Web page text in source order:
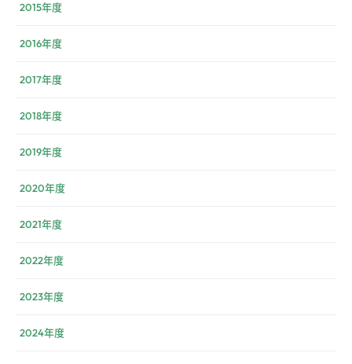
2015年度
2016年度
2017年度
2018年度
2019年度
2020年度
2021年度
2022年度
2023年度
2024年度